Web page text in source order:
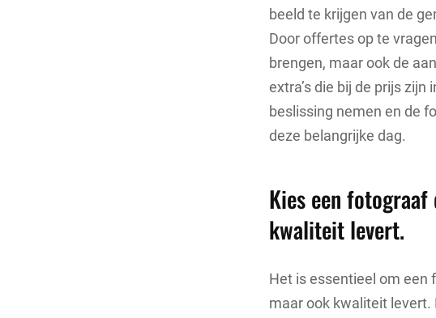
beeld te krijgen van de
Door offertes op te
brengen, maar ook de
extra’s die bij de prijs
beslissing nemen en de
deze belangrijke dag.
Kies een
kwaliteit levert.
Het is essentieel om een
maar ook kwaliteit levert.